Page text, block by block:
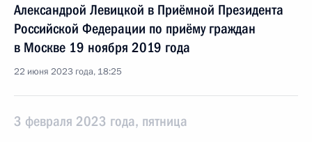
Александрой Левицкой в Приёмной Президента
Российской Федерации по приёму граждан
в Москве 19 ноября 2019 года
22 июня 2023 года, 18:25
3 февраля 2023 года, пятница